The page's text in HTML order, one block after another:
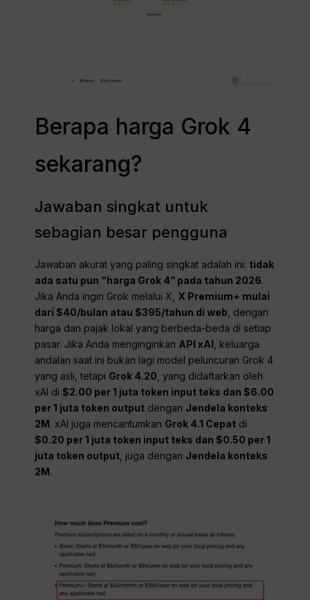
Berapa harga Grok 4
sekarang?
Jawaban singkat untuk
sebagian besar pengguna
Jawaban akurat yang paling singkat adalah ini: tidak
ada satu pun “harga Grok 4” pada tahun 2026.
Jika Anda ingin Grok melalui X, X Premium+ mulai
dari $40/bulan atau $395/tahun di web , dengan
harga dan pajak lokal yang berbeda-beda di setiap
pasar. Jika Anda menginginkan API xAI , keluarga
andalan saat ini bukan lagi model peluncuran Grok 4
yang asli, tetapi Grok 4.20 , yang didaftarkan oleh
xAI di $2.00 per 1 juta token input teks dan $6.00
per 1 juta token output dengan Jendela konteks
2M. xAI juga mencantumkan Grok 4.1 Cepat di
$0.20 per 1 juta token input teks dan $0.50 per 1
juta token output , juga dengan Jendela konteks
2M.